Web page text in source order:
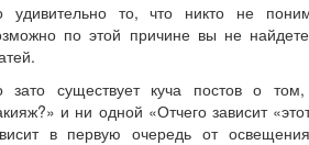
удивительно то, что никто не
по этой причине вы не
зато существует куча постов о
и ни одной «Отчего зависит
в первую очередь от